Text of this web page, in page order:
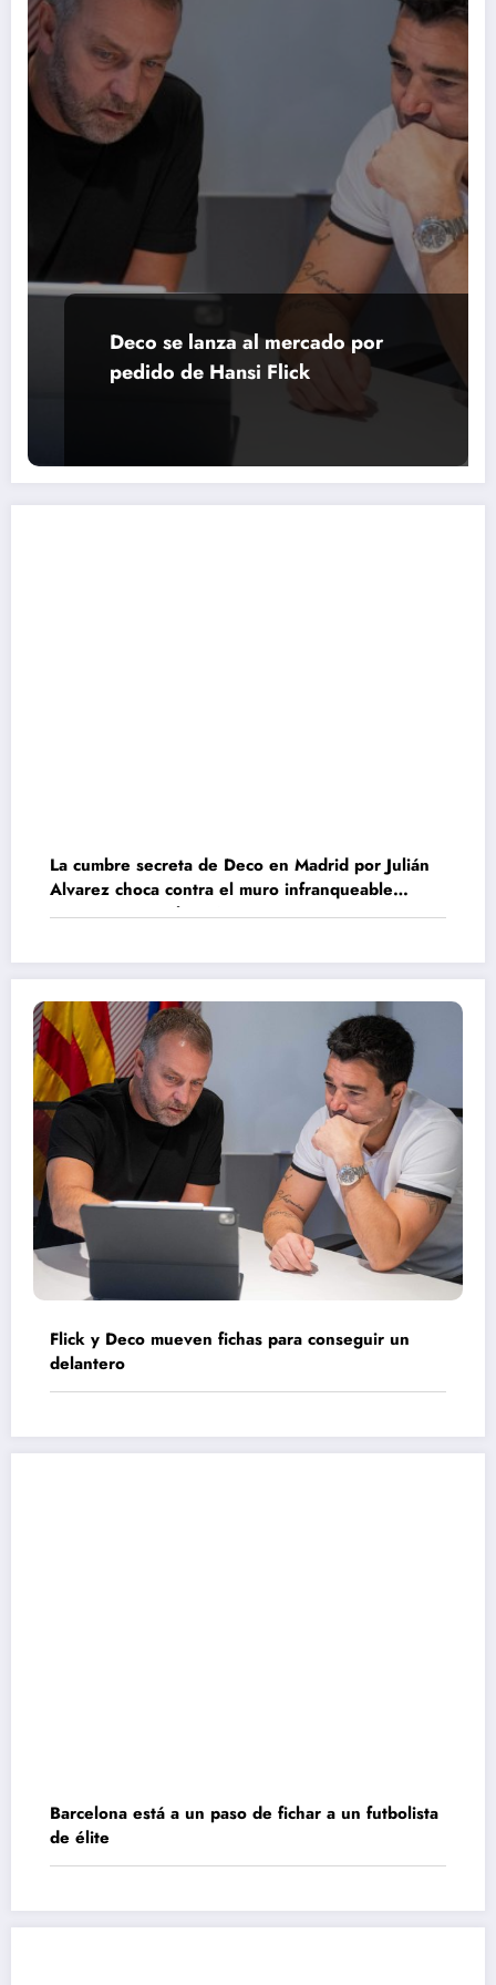
Deco se lanza al mercado por
pedido de Hansi Flick
La cumbre secreta de Deco en Madrid por Julián
Alvarez choca contra el muro infranqueable
impuesto por Gil Marín
Flick y Deco mueven fichas para conseguir un
delantero
Barcelona está a un paso de fichar a un futbolista
de élite